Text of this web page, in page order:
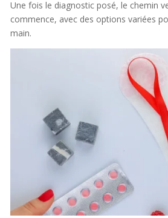
Une fois le diagnostic posé, le chemin
commence, avec des options variées
main.